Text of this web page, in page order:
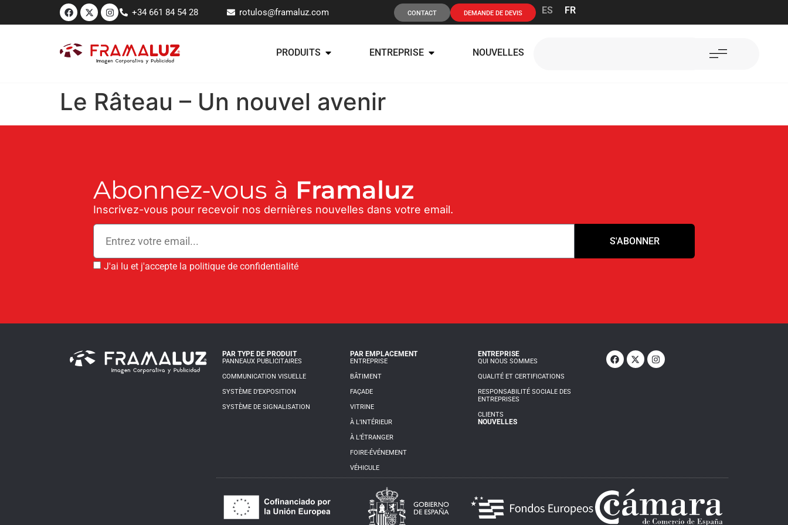
+34 661 84 54 28 rotulos@framaluz.com CONTACT DEMANDE DE DEVIS ES FR
PRODUITS ENTREPRISE NOUVELLES
Le Râteau – Un nouvel avenir
Abonnez-vous à Framaluz
Inscrivez-vous pour recevoir nos dernières nouvelles dans votre email.
J'ai lu et j'accepte la politique de confidentialité
S'ABONNER
PAR TYPE DE PRODUIT
PANNEAUX PUBLICITAIRES
COMMUNICATION VISUELLE
SYSTÈME D’EXPOSITION
SYSTÈME DE SIGNALISATION
PAR EMPLACEMENT
ENTREPRISE
BÂTIMENT
FAÇADE
VITRINE
À L’INTÉRIEUR
À L’ÉTRANGER
FOIRE-ÉVÉNEMENT
VÉHICULE
ENTREPRISE
QUI NOUS SOMMES
QUALITÉ ET CERTIFICATIONS
RESPONSABILITÉ SOCIALE DES
ENTREPRISES
CLIENTS
NOUVELLES